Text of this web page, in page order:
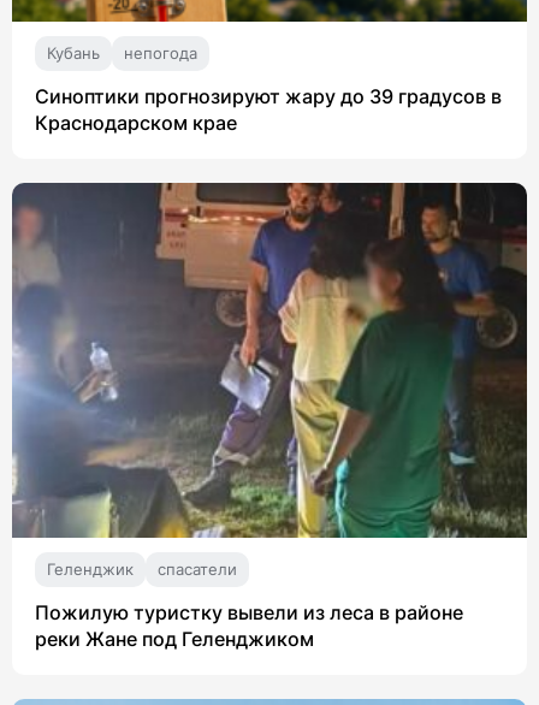
Кубань непогода
Синоптики прогнозируют жару до 39 градусов в
Краснодарском крае
Геленджик спасатели
Пожилую туристку вывели из леса в районе
реки Жане под Геленджиком